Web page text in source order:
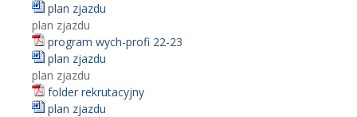
plan zjazdu
plan zjazdu
program wych-profi 22-23
plan zjazdu
plan zjazdu
folder rekrutacyjny
plan zjazdu